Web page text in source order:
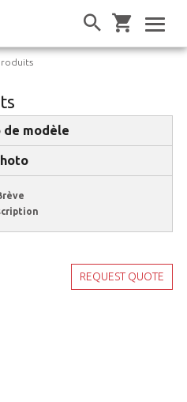
de modèle
REQUEST QUOTE